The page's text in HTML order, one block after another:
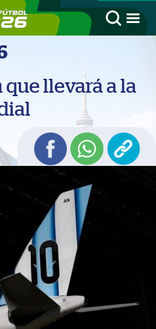
que llevará a la